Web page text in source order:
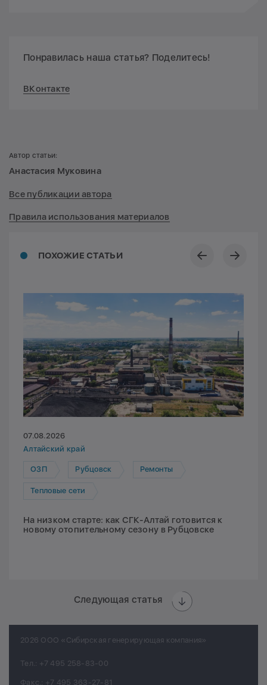
Понравилась наша статья? Поделитесь!
ВКонтакте
ПОХОЖИЕ СТАТЬИ
07.08.2026
Алтайский край
ОЗП Рубцовск Ремонты
Тепловые сети
На низком старте: как СГК-Алтай готовится к
новому отопительному сезону в Рубцовске
Следующая статья
Автор статьи:
Анастасия Муковина
Все публикации автора
Правила использования материалов
2026 ООО «Сибирская генерирующая компания»
Тел.: +7 495 258-83-00
Факс.: +7 495 363-27-81